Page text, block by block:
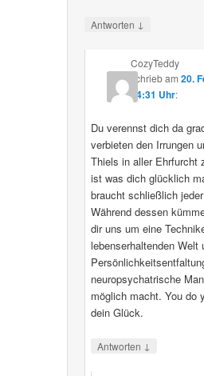
Antworten ↓
CozyTeddy
schriebam 20.
14:31 Uhr:
Du verennst dich da
verbieten den Irrungen
Thiels in aller Ehrfurcht
ist was dich glücklich
braucht schließlich
Während dessen
dir uns um eine
lebenserhaltenden Welt
neuropsychatrische
möglich macht. You do
dein Glück.
Antworten ↓